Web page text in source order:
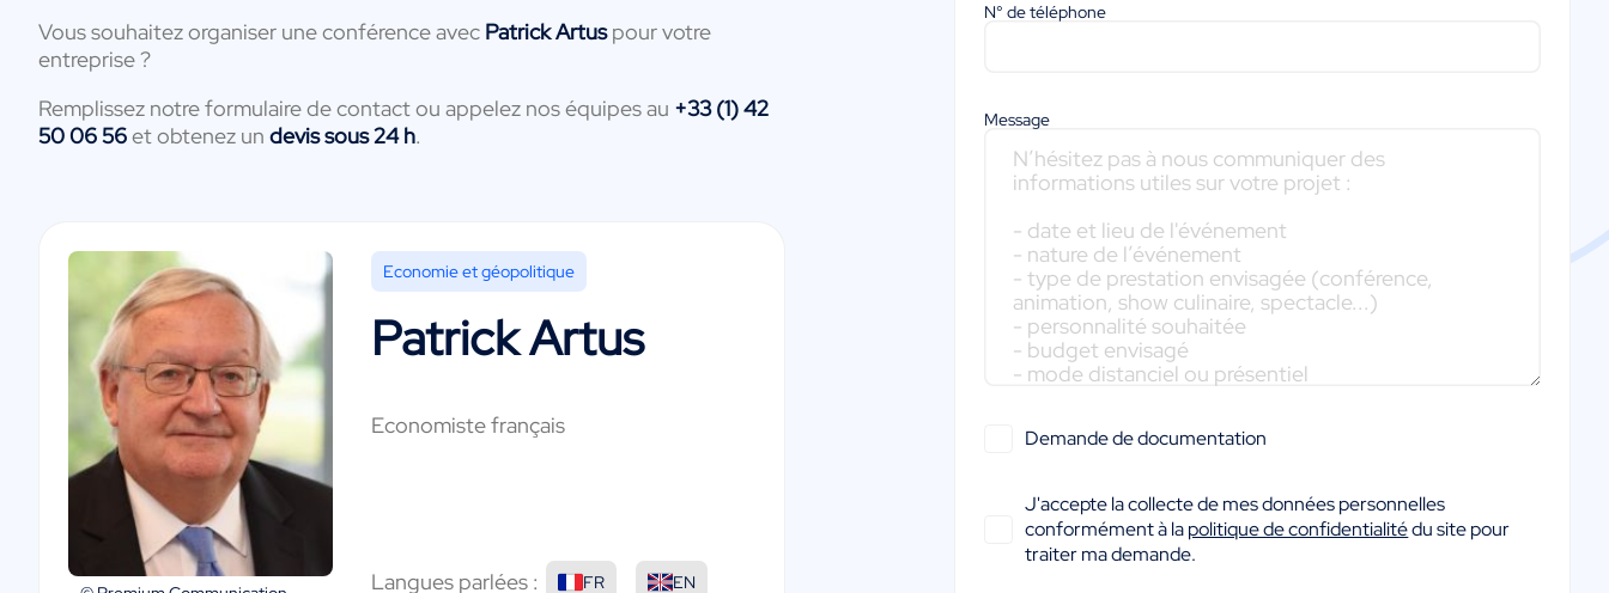
Vous souhaitez organiser une conférence avec Patrick Artuspour votre
entreprise ?
Remplissez notre formulaire de contact ou appelez nos équipes au +33 (1) 42
50 06 56et obtenez un devis sous 24 h.
Economie et géopolitique
Patrick Artus
Economiste français
Langues parlées : FR EN
N° de téléphone
Message
Demande de documentation
J'accepte la collecte de mes données personnelles
conformément à lapolitique de confidentialitédu site pour
traiter ma demande.